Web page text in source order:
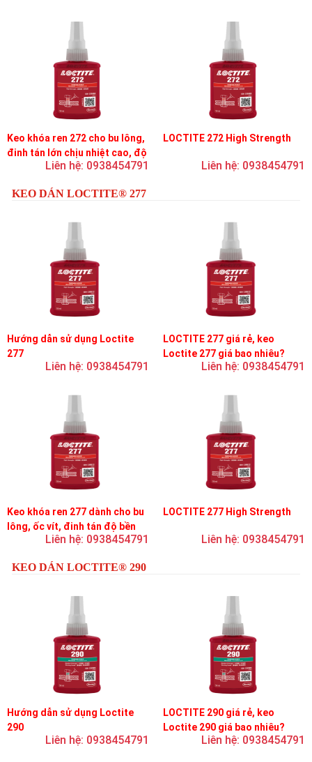
Keo khóa ren 272 cho bu lông,
đinh tán lớn chịu nhiệt cao, độ
bền cao, độ nhớt trung bình
Liên hệ: 0938454791
LOCTITE 272 High Strength
Liên hệ: 0938454791
KEO DÁN LOCTITE® 277
Hướng dẫn sử dụng Loctite
277
Liên hệ: 0938454791
LOCTITE 277 giá rẻ, keo
Loctite 277 giá bao nhiêu?
Liên hệ: 0938454791
Keo khóa ren 277 dành cho bu
lông, ốc vít, đinh tán độ bền
cao, độ nhớt cao
Liên hệ: 0938454791
LOCTITE 277 High Strength
Liên hệ: 0938454791
KEO DÁN LOCTITE® 290
Hướng dẫn sử dụng Loctite
290
Liên hệ: 0938454791
LOCTITE 290 giá rẻ, keo
Loctite 290 giá bao nhiêu?
Liên hệ: 0938454791